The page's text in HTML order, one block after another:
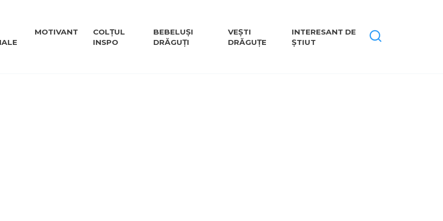
MOTIVANT
COLȚUL
INSPO
BEBELUȘI
DRĂGUȚI
VEȘTI
DRĂGUȚE
INTERESANT DE
ȘTIUT